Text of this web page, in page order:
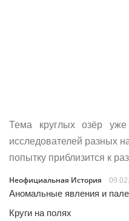
Тема круглых озёр
исследователей разных
попытку приблизится к
Неофициальная История
Аномальные явления и
Круги на полях